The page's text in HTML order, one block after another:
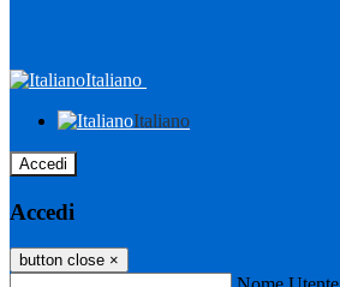
Italiano
Italiano
Accedi
Accedi
button close ×